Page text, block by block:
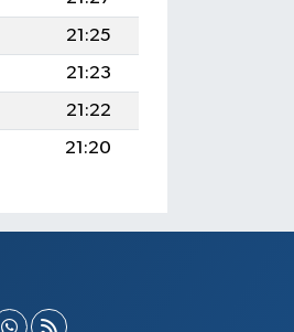
21:25
21:23
21:22
21:20